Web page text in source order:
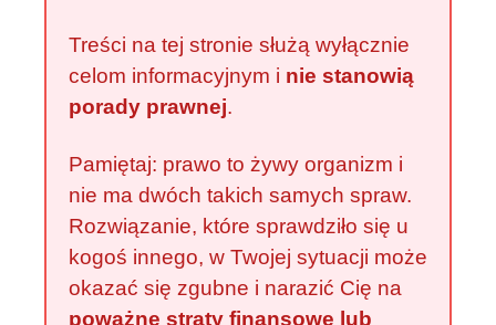
Treści na tej stronie służą wyłącznie
celom informacyjnym i nie stanowią
porady prawnej.
Pamiętaj: prawo to żywy organizm i
nie ma dwóch takich samych spraw.
Rozwiązanie, które sprawdziło się u
kogoś innego, w Twojej sytuacji może
okazać się zgubne i narazić Cię na
poważne straty finansowe lub